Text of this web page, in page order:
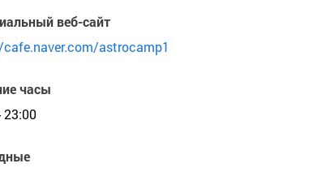
веб-сайт
astrocamp1
часы
23:00